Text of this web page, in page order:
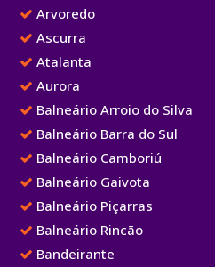
Arvoredo
Ascurra
Atalanta
Aurora
Balneário Arroio do Silva
Balneário Barra do Sul
Balneário Camboriú
Balneário Gaivota
Balneário Piçarras
Balneário Rincão
Bandeirante